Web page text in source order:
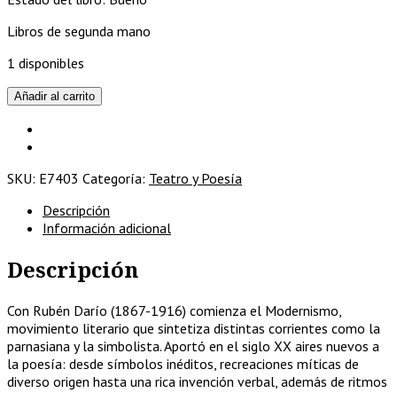
Libros de segunda mano
1 disponibles
Páginas
escogidas
cantidad
Añadir al carrito
SKU: E7403 Categoría: Teatro y Poesía
Descripción
Información adicional
Descripción
Con Rubén Darío (1867-1916) comienza el Modernismo,
movimiento literario que sintetiza distintas corrientes como la
parnasiana y la simbolista. Aportó en el siglo XX aires nuevos a
la poesía: desde símbolos inéditos, recreaciones míticas de
diverso origen hasta una rica invención verbal, además de ritmos